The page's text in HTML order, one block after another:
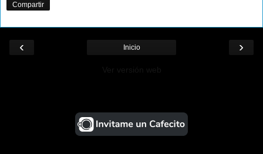
Compartir
‹ ›
Inicio